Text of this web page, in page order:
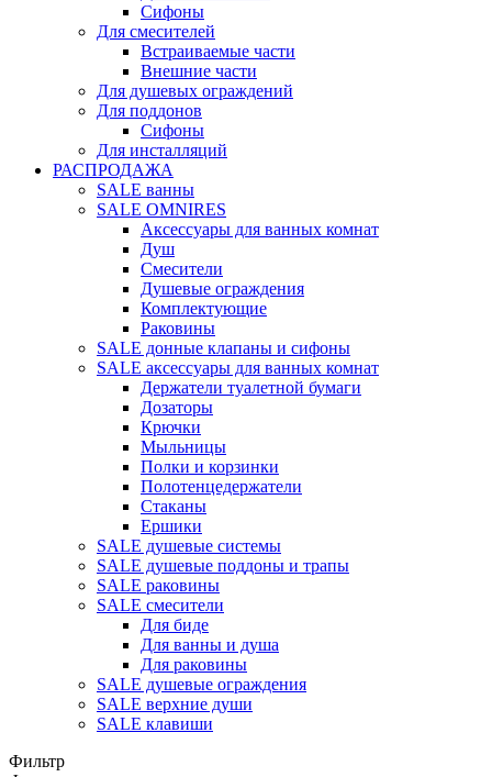
Сифоны
Для смесителей
Встраиваемые части
Внешние части
Для душевых ограждений
Для поддонов
Сифоны
Для инсталляций
РАСПРОДАЖА
SALE ванны
SALE OMNIRES
Аксессуары для ванных комнат
Душ
Смесители
Душевые ограждения
Комплектующие
Раковины
SALE донные клапаны и сифоны
SALE аксессуары для ванных комнат
Держатели туалетной бумаги
Дозаторы
Крючки
Мыльницы
Полки и корзинки
Полотенцедержатели
Стаканы
Ершики
SALE душевые системы
SALE душевые поддоны и трапы
SALE раковины
SALE смесители
Для биде
Для ванны и душа
Для раковины
SALE душевые ограждения
SALE верхние души
SALE клавиши
Фильтр